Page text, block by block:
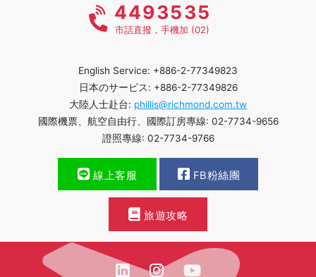
4493535
市話直撥，手機加 (02)
English Service: +886-2-77349823
日本のサービス: +886-2-77349826
大陸人士赴台: phillis@richmond.com.tw
國際機票、航空自由行、國際訂房專線: 02-7734-9656
證照專線: 02-7734-9766
線上客服 FB粉絲團
旅遊攻略